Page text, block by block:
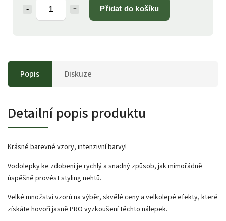
Přidat do košíku
Popis Diskuze
Detailní popis produktu
Krásné barevné vzory, intenzivní barvy!
Vodolepky ke zdobení je rychlý a snadný způsob, jak mimořádně
úspěšně provést styling nehtů.
Velké množství vzorů na výběr, skvělé ceny a velkolepé efekty, které
získáte hovoří jasně PRO vyzkoušení těchto nálepek.